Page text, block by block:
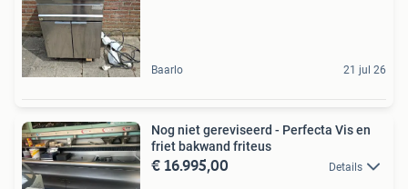
Baarlo 21 jul 26
Nog niet gereviseerd - Perfecta Vis en
friet bakwand friteus
€ 16.995,00 Details